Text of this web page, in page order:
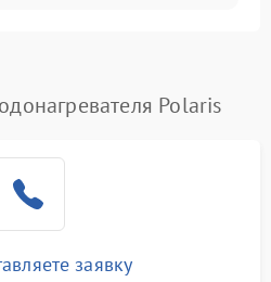
Polaris
заявку